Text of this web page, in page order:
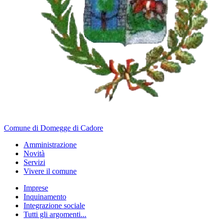
Comune di Domegge di Cadore
Amministrazione
Novità
Servizi
Vivere il comune
Imprese
Inquinamento
Integrazione sociale
Tutti gli argomenti...